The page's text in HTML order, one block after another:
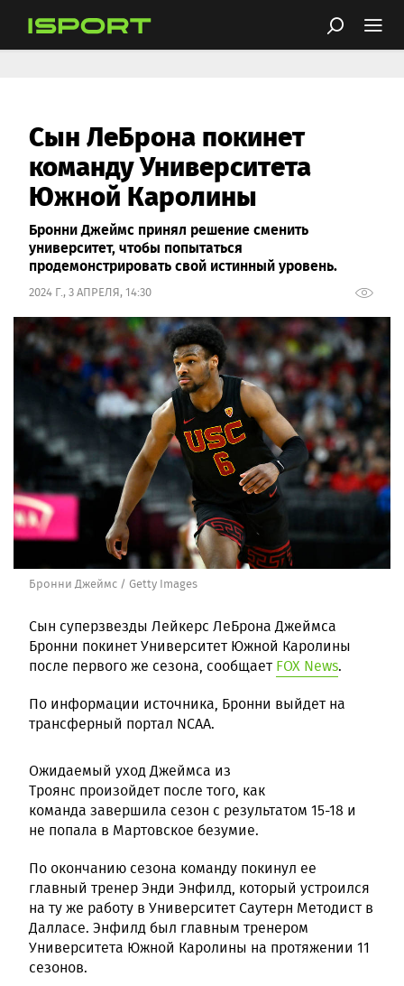
Сын ЛеБрона покинет
команду Университета
Южной Каролины
Бронни Джеймс принял решение сменить
университет, чтобы попытаться
продемонстрировать свой истинный уровень.
2024 Г., 3 АПРЕЛЯ, 14:30
Бронни Джеймс / Getty Images
Сын суперзвезды Лейкерс ЛеБрона Джеймса
Бронни покинет Университет Южной Каролины
после первого же сезона, сообщает FOX News.
По информации источника, Бронни выйдет на
трансферный портал NCAA.
Ожидаемый уход Джеймса из
Троянс произойдет после того, как
команда завершила сезон с результатом 15-18 и
не попала в Мартовское безумие.
По окончанию сезона команду покинул ее
главный тренер Энди Энфилд, который устроился
на ту же работу в Университет Саутерн Методист в
Далласе. Энфилд был главным тренером
Университета Южной Каролины на протяжении 11
сезонов.